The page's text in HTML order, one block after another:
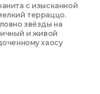
с изысканной
терраццо.
звёзды на
и живой
хаосу